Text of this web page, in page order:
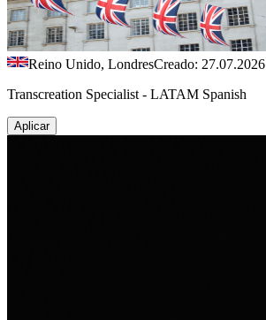
Reino Unido, LondresCreado: 27.07.2026
Transcreation Specialist - LATAM Spanish
Aplicar